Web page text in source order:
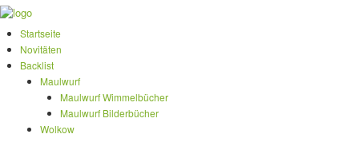
Startseite
Novitäten
Backlist
Maulwurf
Maulwurf Wimmelbücher
Maulwurf Bilderbücher
Wolkow